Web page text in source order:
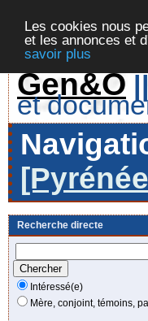
Les cookies nous
et les annonces et
savoir plus
Gen&O ||
et
Recherche directe
Intéressé(e)
Mère, conjoint, témoins,